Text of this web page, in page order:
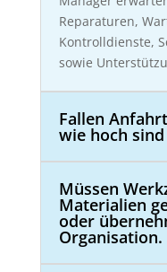
Reparaturen,
Kontrolldienste,
sowie
Fallen
wie hoch sind
Müssen
Materialien
oder
Organisation.